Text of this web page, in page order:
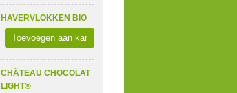
HAVERVLOKKEN BIO
Toevoegen aan kar
CHÂTEAU CHOCOLAT
LIGHT®